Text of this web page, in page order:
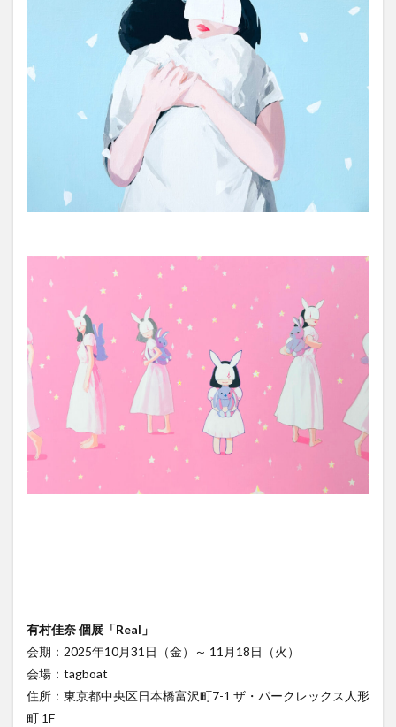
有村佳奈 個展「Real」
会期：2025年10月31日（金）～ 11月18日（火）
会場：tagboat
住所：東京都中央区日本橋富沢町7-1 ザ・パークレックス人形
町 1F